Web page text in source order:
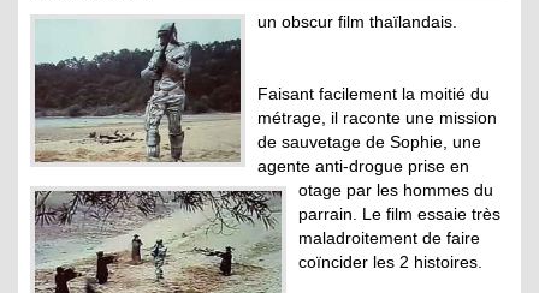
un obscur film thaïlandais.
Faisant facilement la moitié du
métrage, il raconte une mission
de sauvetage de Sophie, une
agente anti-drogue prise en
otage par les hommes du
parrain. Le film essaie très
maladroitement de faire
coïncider les 2 histoires.